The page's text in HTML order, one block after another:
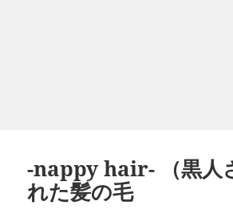
-nappy hair- （黒人
れた髪の毛